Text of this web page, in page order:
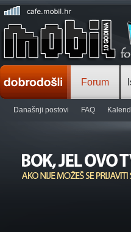
Forum
Današnji postovi FAQ